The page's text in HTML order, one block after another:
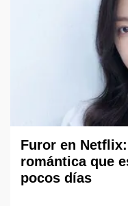
Furor en
romántica que
pocos días